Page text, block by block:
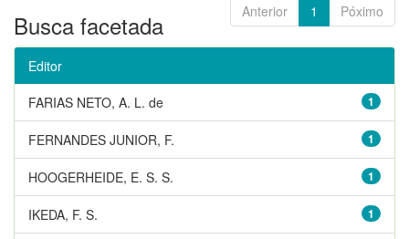
Anterior 1 Póximo
Busca facetada
Editor
1
FARIAS NETO, A. L. de
1
FERNANDES JUNIOR, F.
1
HOOGERHEIDE, E. S. S.
1
IKEDA, F. S.